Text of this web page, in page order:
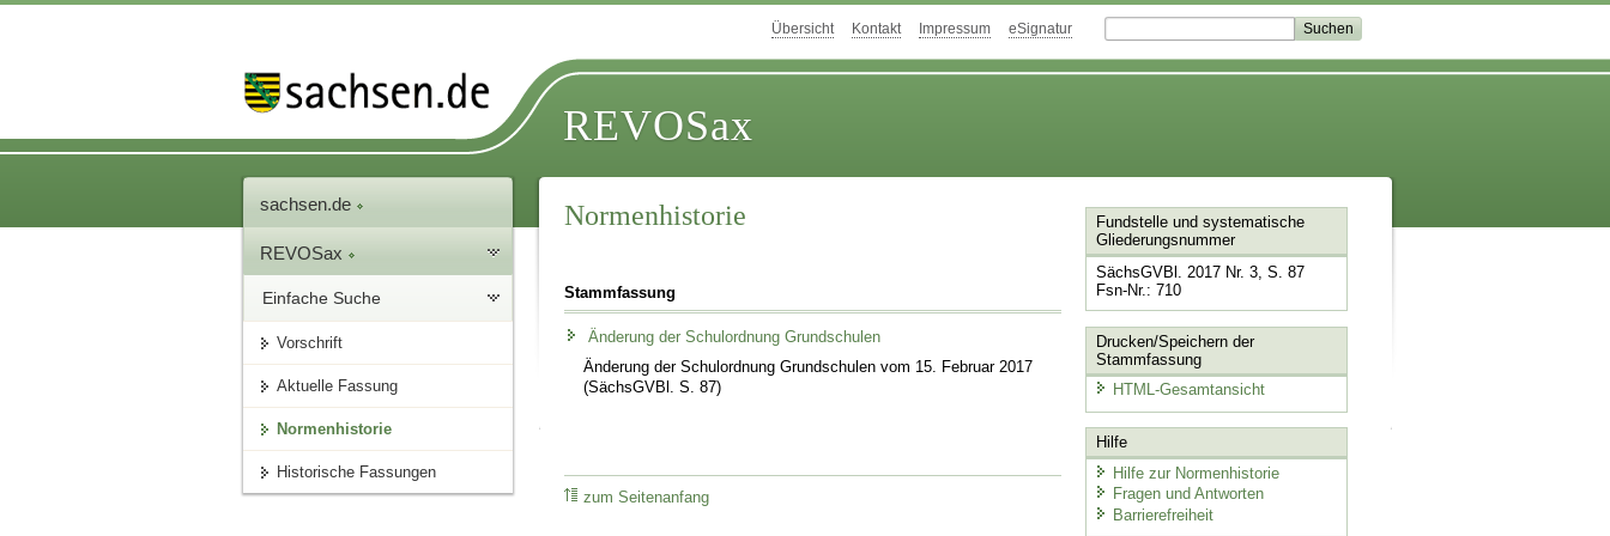
Übersicht Kontakt Impressum eSignatur
REVOSax
sachsen.de
REVOSax
Einfache Suche
Vorschrift
Aktuelle Fassung
Normenhistorie
Historische Fassungen
Normenhistorie
Stammfassung
Änderung der Schulordnung Grundschulen
Änderung der Schulordnung Grundschulen vom 15. Februar 2017
(SächsGVBl. S. 87)
zum Seitenanfang
Fundstelle und systematische
Gliederungsnummer
SächsGVBl. 2017 Nr. 3, S. 87
Fsn-Nr.: 710
Drucken/Speichern der
Stammfassung
HTML-Gesamtansicht
Hilfe
Hilfe zur Normenhistorie
Fragen und Antworten
Barrierefreiheit